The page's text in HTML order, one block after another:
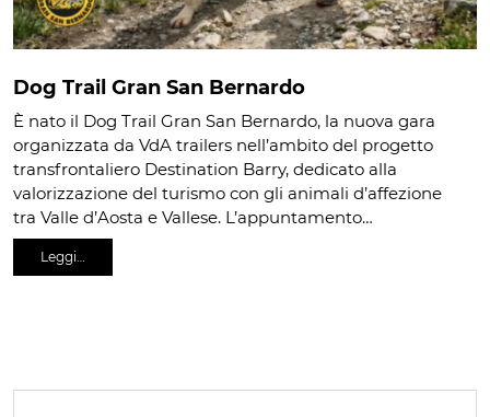
Dog Trail Gran San Bernardo
È nato il Dog Trail Gran San Bernardo, la nuova gara
organizzata da VdA trailers nell’ambito del progetto
transfrontaliero Destination Barry, dedicato alla
valorizzazione del turismo con gli animali d’affezione
tra Valle d’Aosta e Vallese. L’appuntamento…
Leggi…